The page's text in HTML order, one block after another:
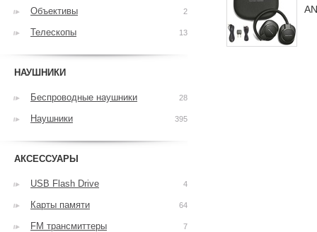
Объективы 2
Телескопы 13
НАУШНИКИ
Беспроводные наушники 28
Наушники 395
АКСЕССУАРЫ
USB Flash Drive 4
Карты памяти 64
FM трансмиттеры 7